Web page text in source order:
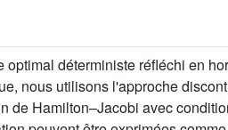
déterministe réfléchi en
nous utilisons l'approche
de Hamilton–Jacobi avec